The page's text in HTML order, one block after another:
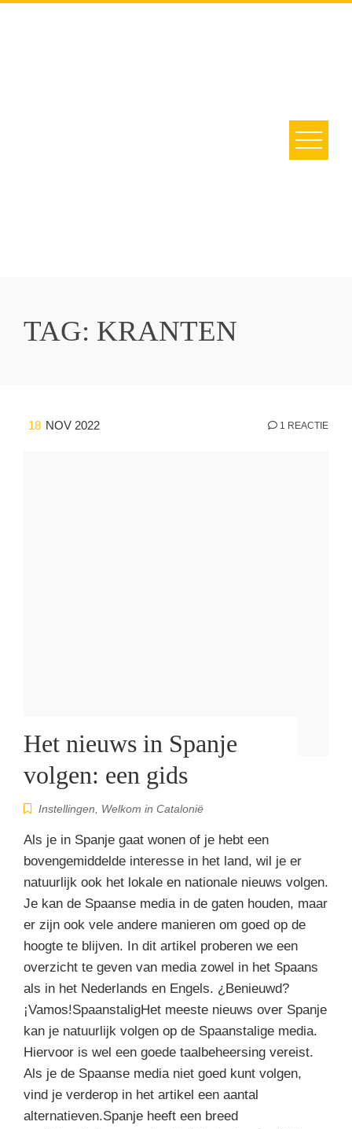
TAG: KRANTEN
18 NOV 2022 1 REACTIE
Het nieuws in Spanje
volgen: een gids
Instellingen Welkom in Catalonië
Als je in Spanje gaat wonen of je hebt een
bovengemiddelde interesse in het land, wil je er
natuurlijk ook het lokale en nationale nieuws volgen.
Je kan de Spaanse media in de gaten houden, maar
er zijn ook vele andere manieren om goed op de
hoogte te blijven. In dit artikel proberen we een
overzicht te geven van media zowel in het Spaans
als in het Nederlands en Engels. ¿Benieuwd?
¡Vamos!SpaanstaligHet meeste nieuws over Spanje
kan je natuurlijk volgen op de Spaanstalige media.
Hiervoor is wel een goede taalbeheersing vereist.
Als je de Spaanse media niet goed kunt volgen,
vind je verderop in het artikel een aantal
alternatieven.Spanje heeft een breed